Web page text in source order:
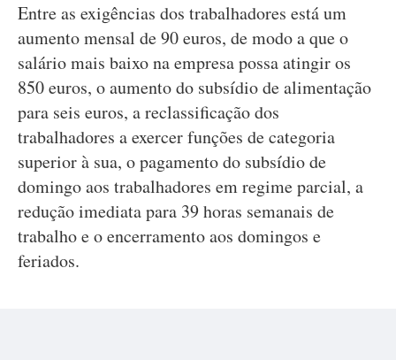
Entre as exigências dos trabalhadores está um
aumento mensal de 90 euros, de modo a que o
salário mais baixo na empresa possa atingir os
850 euros, o aumento do subsídio de alimentação
para seis euros, a reclassificação dos
trabalhadores a exercer funções de categoria
superior à sua, o pagamento do subsídio de
domingo aos trabalhadores em regime parcial, a
redução imediata para 39 horas semanais de
trabalho e o encerramento aos domingos e
feriados.